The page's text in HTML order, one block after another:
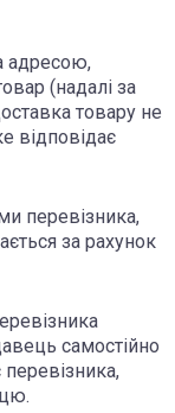
адресою,
(надалі за
товару не
відповідає
перевізника,
за рахунок
самостійно